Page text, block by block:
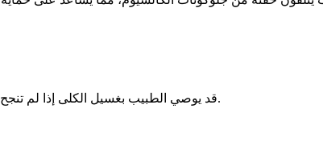
قد يوصي الطبيب بغسيل الكلى إذا لم تنجح أي من العلاجات الأخرى أو في حالات الفشل الكلوي للتخلص من البوتاسيوم الزائد.